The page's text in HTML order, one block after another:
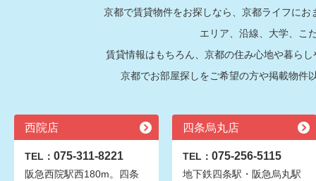
京都で賃貸物件をお探しなら、京都ライフに
エリア、沿線、大学、こ
賃貸情報はもちろん、京都の住み心地や暮ら
京都でお部屋探しをご希望の方や掲載物件
西院店
TEL： 075-311-8221
阪急西院駅西180m。四条
四条烏丸店
TEL： 075-256-5115
地下鉄四条駅・阪急烏丸駅